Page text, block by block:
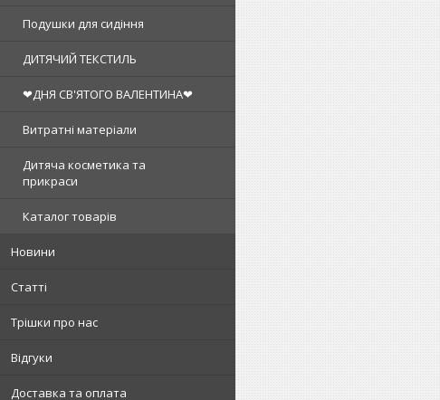
Подушки для сидіння
ДИТЯЧИЙ ТЕКСТИЛЬ
❤ДНЯ СВ'ЯТОГО ВАЛЕНТИНА❤
Витратні матеріали
Дитяча косметика та
прикраси
Каталог товарів
Новини
Статті
Трішки про нас
Відгуки
Доставка та оплата